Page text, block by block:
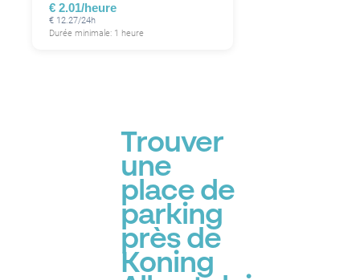
€ 2.01/heure
€ 12.27/24h
Durée minimale: 1 heure
Trouver
une
place de
parking
près de
Koning